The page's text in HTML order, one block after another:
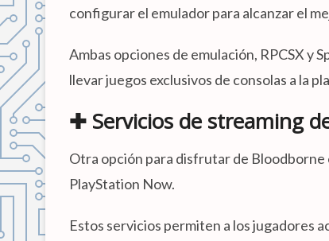
configurar el emulador para alcanzar el
Ambas opciones de emulación, RPCSX y
llevar juegos exclusivos de consolas a la
✚ Servicios de streaming
Otra opción para disfrutar de Bloodborne
PlayStation Now.
Estos servicios permiten a los jugadores